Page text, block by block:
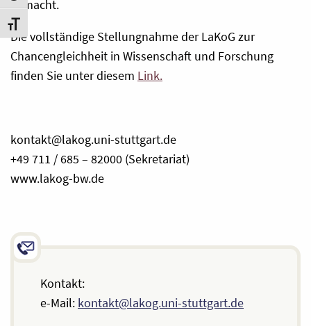
Schrift vergrößern
gemacht.
Die vollständige Stellungnahme der LaKoG zur
Chancengleichheit in Wissenschaft und Forschung
finden Sie unter diesem Link.
kontakt@lakog.uni-stuttgart.de
+49 711 / 685 – 82000 (Sekretariat)
www.lakog-bw.de
Kontakt:
e-Mail: kontakt@lakog.uni-stuttgart.de